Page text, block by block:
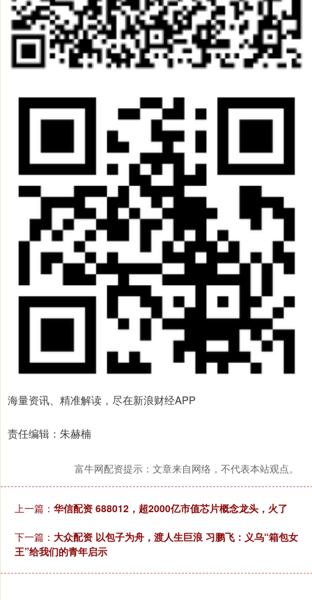
海量资讯、精准解读，尽在新浪财经APP
责任编辑：朱赫楠
富牛网配资提示：文章来自网络，不代表本站观点。
上一篇： 华信配资 688012，超2000亿市值芯片概念龙头，火了
下一篇： 大众配资 以包子为舟，渡人生巨浪 习鹏飞：义乌“箱包女
王”给我们的青年启示